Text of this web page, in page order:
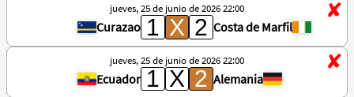
jueves, 25 de junio de 2026 22:00
Curazao Costa de Marfil
jueves, 25 de junio de 2026 22:00
Ecuador Alemania